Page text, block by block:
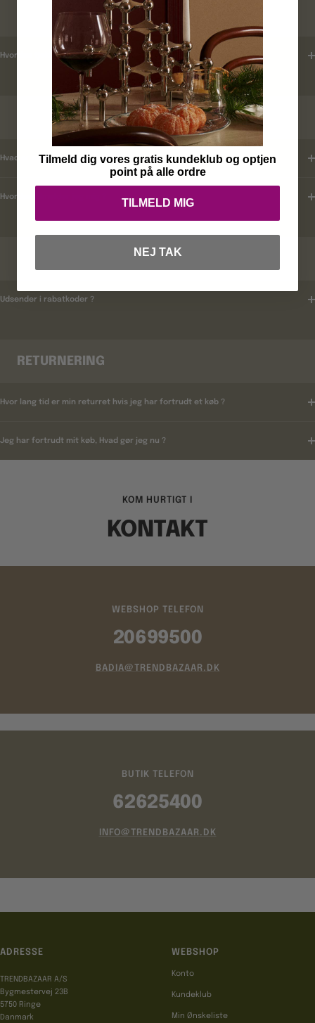
LEVERINGSTID
Hvordan tjekker jeg leveringstid ?
KUNDEKLUB
Hvad er mine fordele ?
Hvordan tilmelder jeg mig ?
Udsender i rabatkoder ?
RETURNERING
Hvor lang tid er min returret hvis jeg har fortrudt et køb ?
Jeg har fortrudt mit køb, Hvad gør jeg nu ?
KOM HURTIGT I
KONTAKT
WEBSHOP TELEFON
20699500
BADIA@TRENDBAZAAR.DK
BUTIK TELEFON
62625400
INFO@TRENDBAZAAR.DK
ADRESSE
TRENDBAZAAR A/S
Bygmestervej 23B
5750 Ringe
Danmark
WEBSHOP
Konto
Kundeklub
Min Ønskeliste
Tilmeld dig vores gratis kundeklub og optjen
point på alle ordre
TILMELD MIG
NEJ TAK